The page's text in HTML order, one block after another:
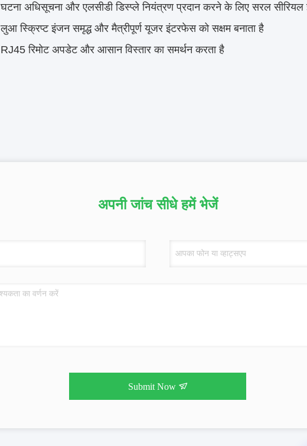
घटना अधिसूचना और एलसीडी डिस्प्ले नियंत्रण प्रदान करने के लिए सरल
लुआ स्क्रिप्ट इंजन समृद्ध और मैत्रीपूर्ण यूजर इंटरफेस को सक्षम बनाता है
RJ45 रिमोट अपडेट और आसान विस्तार का समर्थन करता है
अपनी जांच सीधे हमें भेजें
Submit Now